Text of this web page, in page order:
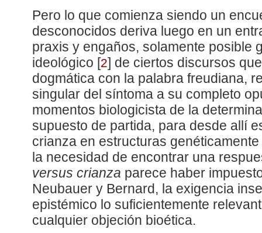
Pero lo que comienza siendo un
desconocidos deriva luego en un
praxis y engaños, solamente posible
ideológico [2] de ciertos discursos
dogmática con la palabra freudiana,
singular del síntoma a su completo
momentos biologicista de la
supuesto de partida, para desde allí
crianza en estructuras
la necesidad de encontrar una
versus crianza parece haber
Neubauer y Bernard, la exigencia
epistémico lo suficientemente
cualquier objeción bioética.